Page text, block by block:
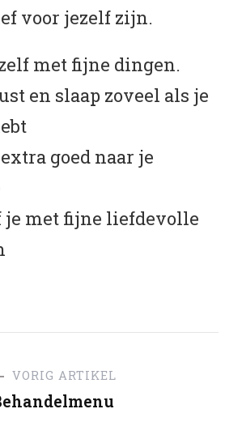
voor jezelf zijn.
met fijne dingen.
en slaap zoveel als je
goed naar je
je met fijne liefdevolle
VORIG ARTIKEL